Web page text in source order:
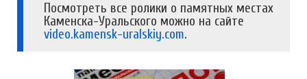
Посмотреть все ролики о памятных местах
Каменска-Уральского можно на сайте
video.kamensk-uralskiy.com.